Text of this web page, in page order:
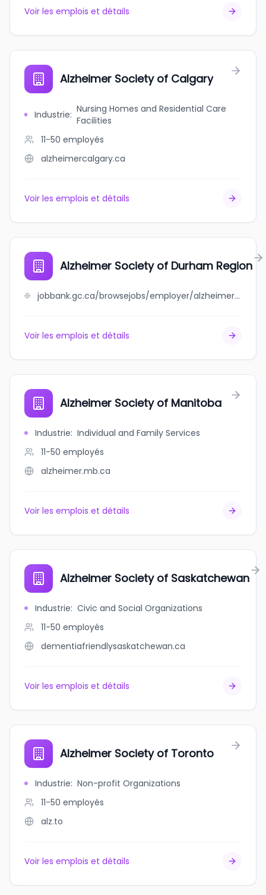
Voir les emplois et détails
Alzheimer Society of Calgary
Industrie: Nursing Homes and Residential Care
Facilities
11-50 employés
alzheimercalgary.ca
Voir les emplois et détails
Alzheimer Society of Durham Region
jobbank.gc.ca/browsejobs/employer/alzheimer+society+of+durham+region/ca
Voir les emplois et détails
Alzheimer Society of Manitoba
Industrie: Individual and Family Services
11-50 employés
alzheimer.mb.ca
Voir les emplois et détails
Alzheimer Society of Saskatchewan
Industrie: Civic and Social Organizations
11-50 employés
dementiafriendlysaskatchewan.ca
Voir les emplois et détails
Alzheimer Society of Toronto
Industrie: Non-profit Organizations
11-50 employés
alz.to
Voir les emplois et détails